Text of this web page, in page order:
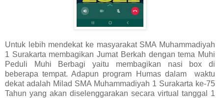
Untuk lebih mendekat ke masyarakat SMA Muhammadiyah
1 Surakarta membagikan Jumat Berkah dengan tema Muhi
Peduli Muhi Berbagi yaitu membagikan nasi box di
beberapa tempat. Adapun program Humas dalam waktu
dekat adalah Milad SMA Muhammadiyah 1 Surakarta ke-75
Tahun yang akan diselenggarakan secara virtual tanggal 1